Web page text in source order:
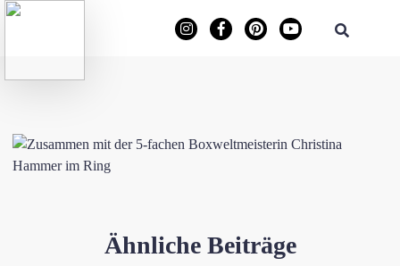
Ähnliche Beiträge